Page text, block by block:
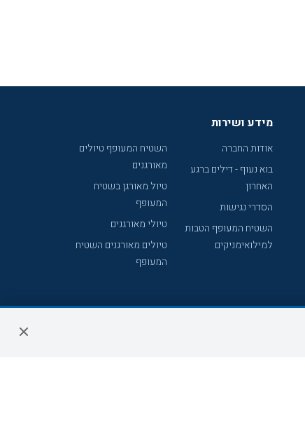
מידע ושירות
אודות החברה
בוא נעוף - דילים ברגע
האחרון
הסדרי נגישות
השטיח המעופף הטבות
למילואימניקים
השטיח המעופף טיולים
מאורגנים
טיול מאורגן בשטיח
המעופף
טיולי מאורגנים
טיולים מאורגנים השטיח
המעופף